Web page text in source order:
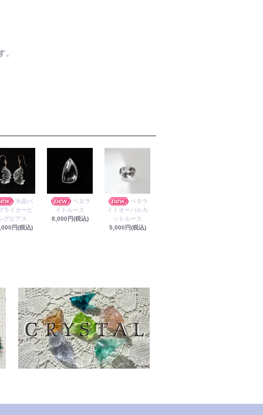
水晶バ
ライカービ
グピアス
円(税込)
ペタラ
イトルース
8,000円(税込)
ペタラ
イトオーバルカ
ットルース
5,000円(税込)